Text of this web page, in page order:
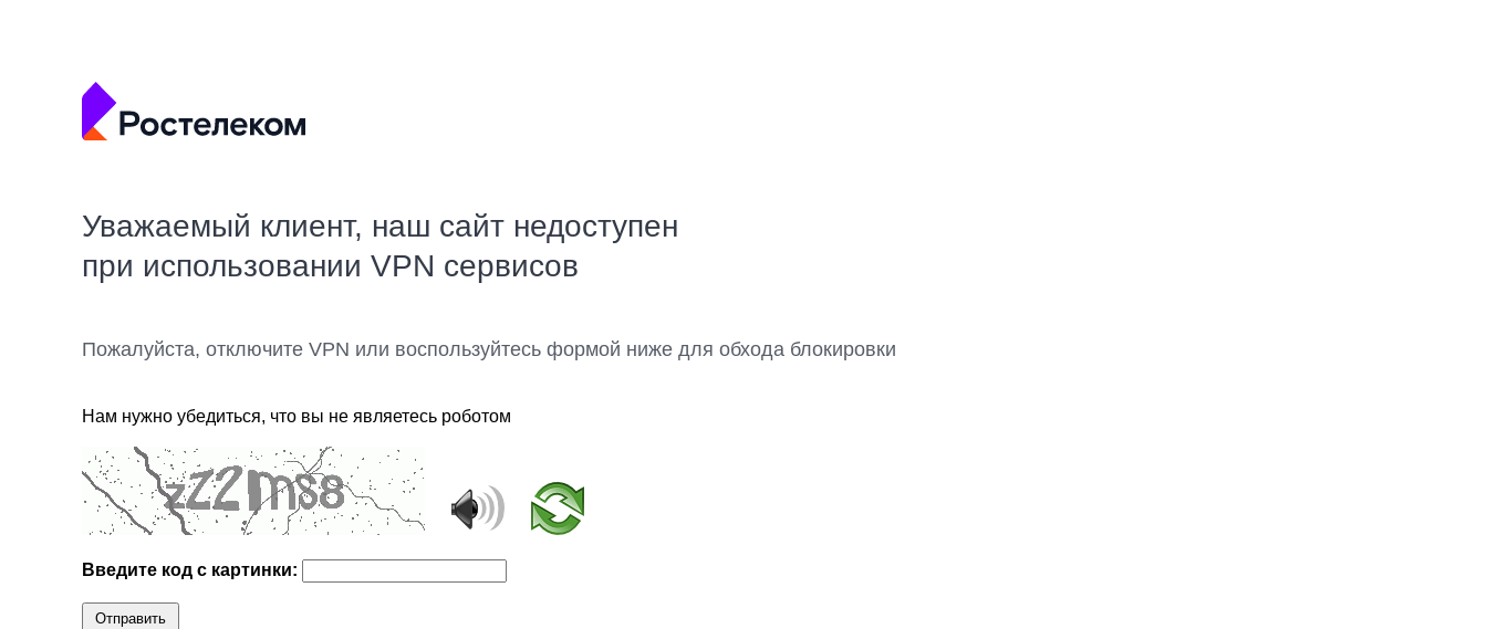
Уважаемый клиент, наш сайт недоступен
при использовании VPN сервисов
Пожалуйста, отключите VPN или воспользуйтесь формой ниже для обхода блокировки
Нам нужно убедиться, что вы не являетесь роботом
Введите код с картинки:
Отправить